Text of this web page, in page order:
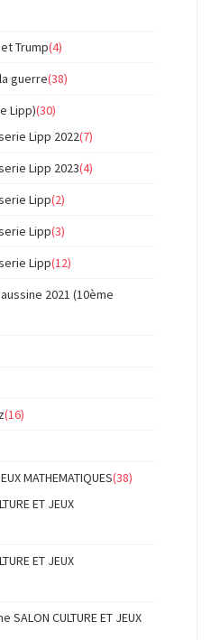
Trump(4)
guerre(38)
Lipp)(30)
Lipp 2022(7)
Lipp 2023(4)
Lipp(2)
Lipp(3)
Lipp(12)
2021 (10ème
(16)
MATHEMATIQUES(38)
ET JEUX
ET JEUX
SALON CULTURE ET JEUX